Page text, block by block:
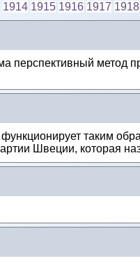
1914 1915 1916 1917 1918
перспективный метод
таким
Швеции, которая